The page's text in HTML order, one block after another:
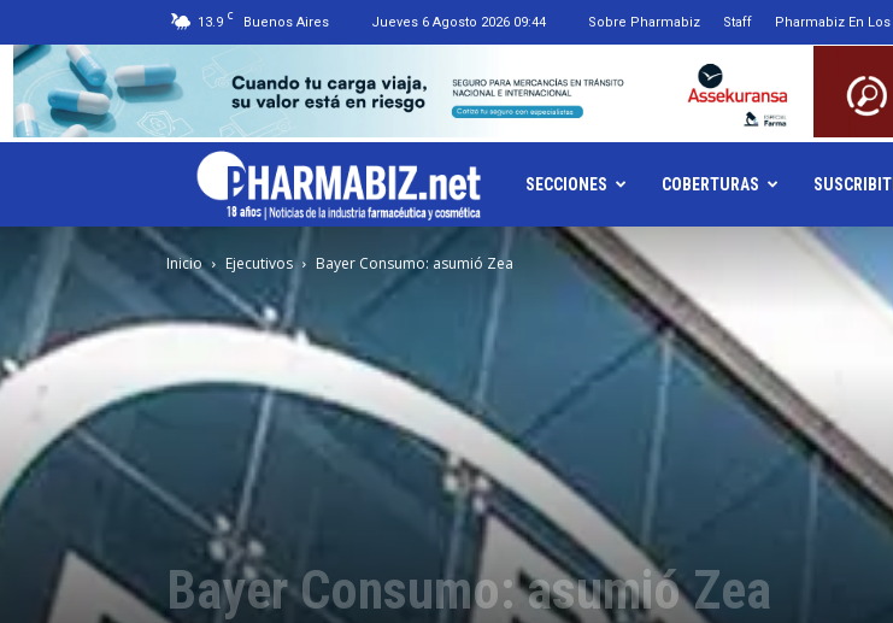
13.9 C Buenos Aires Jueves 6 Agosto 2026 09:44 Sobre Pharmabiz Staff Pharmabiz En
Pharmabiz.NET
SECCIONES COBERTURAS
Inicio Ejecutivos Bayer Consumo: asumió Zea
Bayer Consumo: asumió Zea